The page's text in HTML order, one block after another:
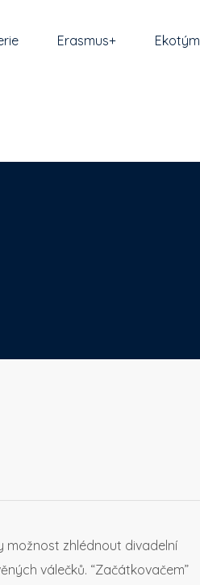
Erasmus+ Ekotým
možnost zhlédnout divadelní
válečků. “Začátkovačem”